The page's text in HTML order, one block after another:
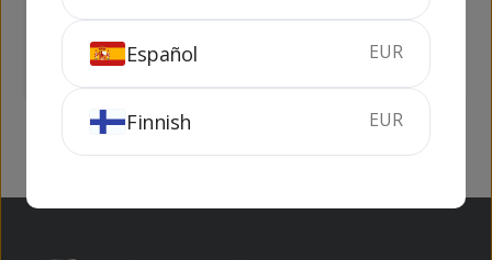
75 cl 19.5% 75 cl 19.5%
Español EUR
Finnish EUR